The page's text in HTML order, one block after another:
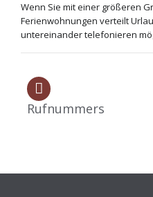
Wenn Sie mit einer größeren
Ferienwohnungen verteilt
untereinander telefonieren
Rufnummers